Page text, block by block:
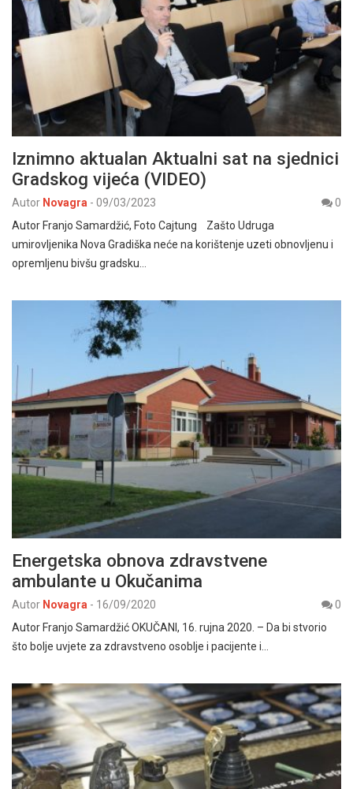
Iznimno aktualan Aktualni sat na sjednici
Gradskog vijeća (VIDEO)
Autor Novagra - 09/03/2023
0
Autor Franjo Samardžić, Foto Cajtung Zašto Udruga
umirovljenika Nova Gradiška neće na korištenje uzeti obnovljenu i
opremljenu bivšu gradsku…
Energetska obnova zdravstvene
ambulante u Okučanima
Autor Novagra - 16/09/2020
0
Autor Franjo Samardžić OKUČANI, 16. rujna 2020. – Da bi stvorio
što bolje uvjete za zdravstveno osoblje i pacijente i…